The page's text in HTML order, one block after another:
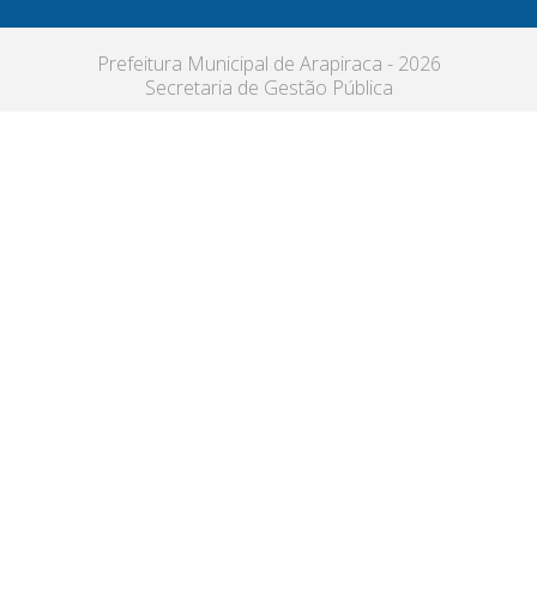
Prefeitura Municipal de Arapiraca - 2026
Secretaria de Gestão Pública